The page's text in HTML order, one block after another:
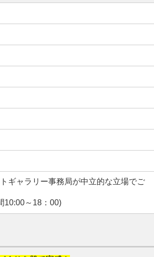
ギャラリー事務局が中立的な立場でご
～18：00)